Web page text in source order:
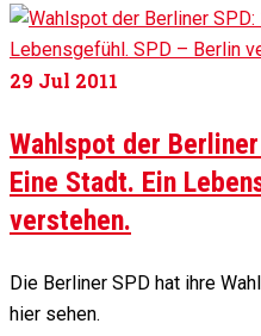
29 Jul 2011
Wahlspot der
Eine Stadt. Ein
verstehen.
Die Berliner SPD hat ihre
hier sehen.